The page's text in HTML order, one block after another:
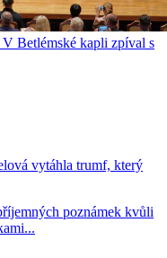
Betlémské kapli zpíval s
vytáhla trumf, který
poznámek kvůli